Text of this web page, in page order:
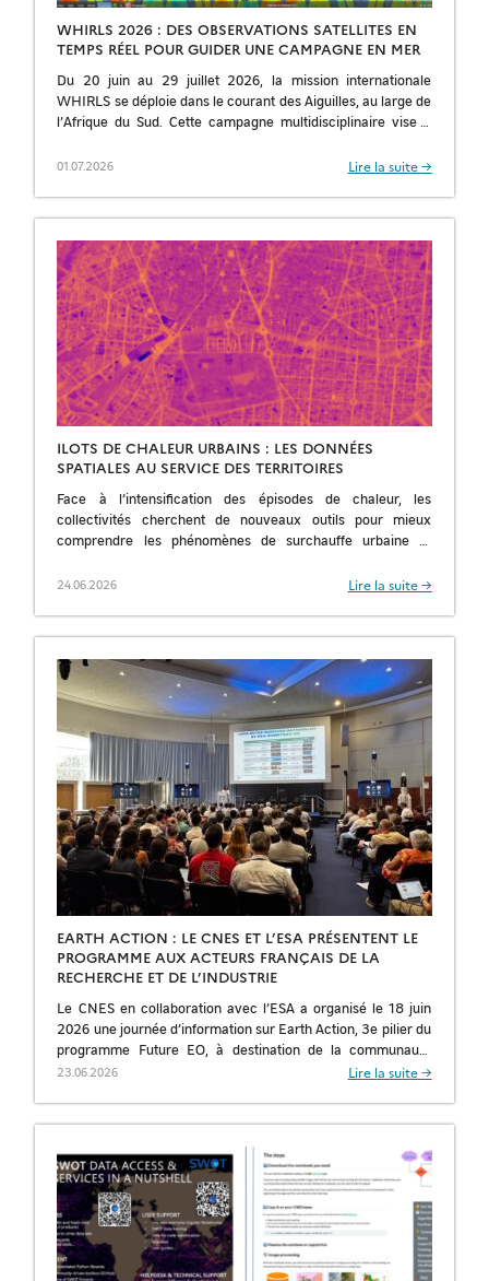
WHIRLS 2026 : DES OBSERVATIONS SATELLITES EN
TEMPS RÉEL POUR GUIDER UNE CAMPAGNE EN MER
Du 20 juin au 29 juillet 2026, la mission internationale
WHIRLS se déploie dans le courant des Aiguilles, au large de
l’Afrique du Sud. Cette campagne multidisciplinaire vise à
01.07.2026 Lire la suite →
ILOTS DE CHALEUR URBAINS : LES DONNÉES
SPATIALES AU SERVICE DES TERRITOIRES
Face à l’intensification des épisodes de chaleur, les
collectivités cherchent de nouveaux outils pour mieux
comprendre les phénomènes de surchauffe urbaine et
[…]
24.06.2026 Lire la suite →
EARTH ACTION : LE CNES ET L’ESA PRÉSENTENT LE
PROGRAMME AUX ACTEURS FRANÇAIS DE LA
RECHERCHE ET DE L’INDUSTRIE
Le CNES en collaboration avec l’ESA a organisé le 18 juin
2026 une journée d’information sur Earth Action, 3e pilier du
programme Future EO, à destination de la communauté
scientifique et […]
23.06.2026 Lire la suite →